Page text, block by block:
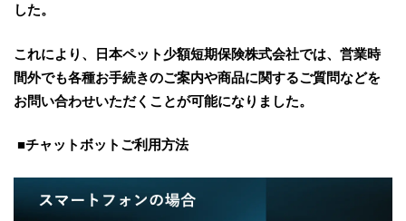
した。
これにより、日本ペット少額短期保険株式会社では、営業時
間外でも各種お手続きのご案内や商品に関するご質問などを
お問い合わせいただくことが可能になりました。
■チャットボットご利用方法